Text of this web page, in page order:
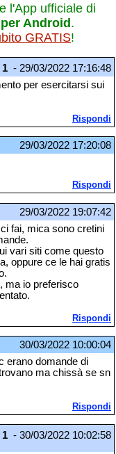
l'App ufficiale di
Android.
GRATIS!
1 - 29/03/2022 17:16:48
per esercitarsi sui
Rispondi
29/03/2022 17:20:08
Rispondi
29/03/2022 19:07:42
fai, mica sono cretini
vari siti come questo
oppure ce le hai gratis
ma io preferisco
Rispondi
30/03/2022 10:00:04
erano domande di
ma chissà se sn
Rispondi
1 - 30/03/2022 10:02:58